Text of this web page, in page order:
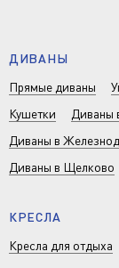
ДИВАНЫ
Прямые диваны
Кушетки
Диваны
Диваны в
Диваны в Щелково
КРЕСЛА
Кресла для отдыха